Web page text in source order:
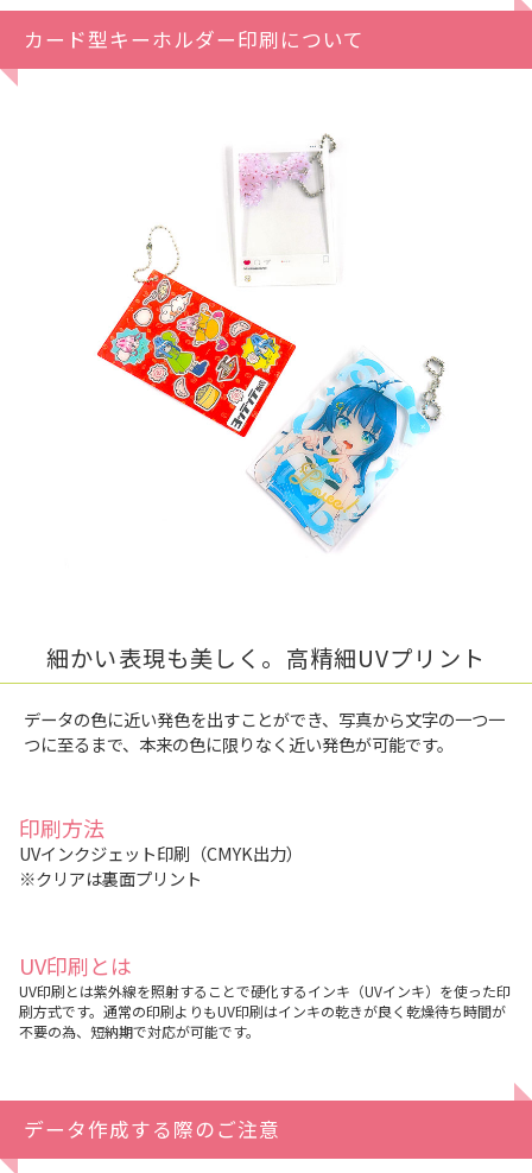
カード型キーホルダー印刷について
細かい表現も美しく。高精細UVプリント
データの色に近い発色を出すことができ、写真から文字の一つ一
つに至るまで、本来の色に限りなく近い発色が可能です。
印刷方法
UVインクジェット印刷（CMYK出力）
※クリアは裏面プリント
UV印刷とは
UV印刷とは紫外線を照射することで硬化するインキ（UVインキ）を使った印
刷方式です。通常の印刷よりもUV印刷はインキの乾きが良く乾燥待ち時間が
不要の為、短納期で対応が可能です。
データ作成する際のご注意